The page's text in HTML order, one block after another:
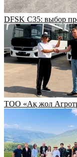
DFSK C35: выбор
ТОО «Ақ жол